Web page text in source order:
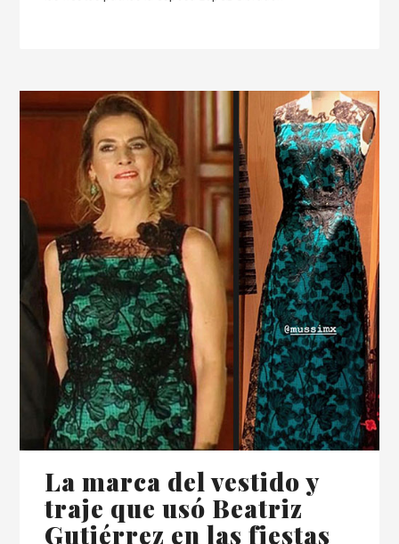
La marca del vestido y
traje que usó Beatriz
Gutiérrez en las fiestas